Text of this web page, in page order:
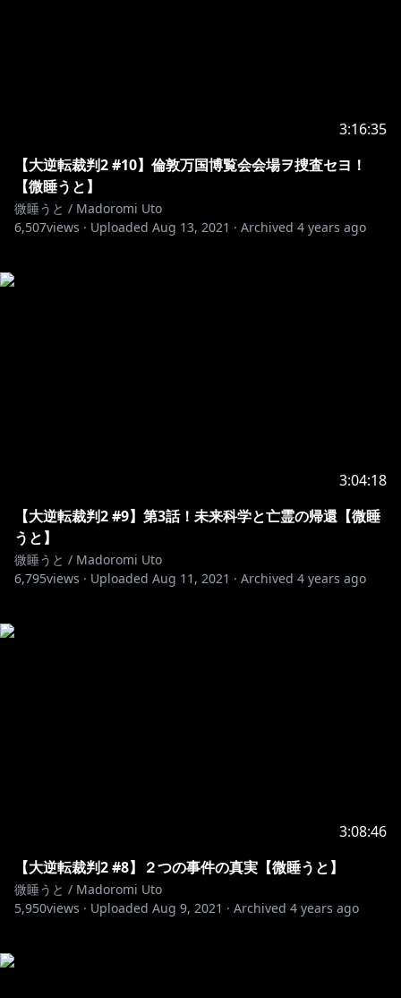
3:16:35
【大逆転裁判2 #10】倫敦万国博覧会会場ヲ捜査セヨ！
【微睡うと】
微睡うと / Madoromi Uto
6,507views · Uploaded Aug 13, 2021 · Archived 4 years ago
3:04:18
【大逆転裁判2 #9】第3話！未来科学と亡霊の帰還【微睡
うと】
微睡うと / Madoromi Uto
6,795views · Uploaded Aug 11, 2021 · Archived 4 years ago
3:08:46
【大逆転裁判2 #8】２つの事件の真実【微睡うと】
微睡うと / Madoromi Uto
5,950views · Uploaded Aug 9, 2021 · Archived 4 years ago